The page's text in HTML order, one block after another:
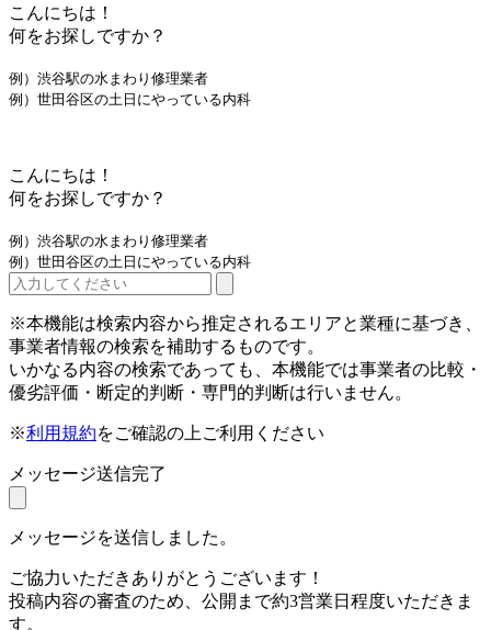
こんにちは！
何をお探しですか？
例）渋谷駅の水まわり修理業者
例）世田谷区の土日にやっている内科
こんにちは！
何をお探しですか？
例）渋谷駅の水まわり修理業者
例）世田谷区の土日にやっている内科
※本機能は検索内容から推定されるエリアと業種に基づき、
事業者情報の検索を補助するものです。
いかなる内容の検索であっても、本機能では事業者の比較・
優劣評価・断定的判断・専門的判断は行いません。
※利用規約をご確認の上ご利用ください
メッセージ送信完了
メッセージを送信しました。
ご協力いただきありがとうございます！
投稿内容の審査のため、公開まで約3営業日程度いただきま
す。